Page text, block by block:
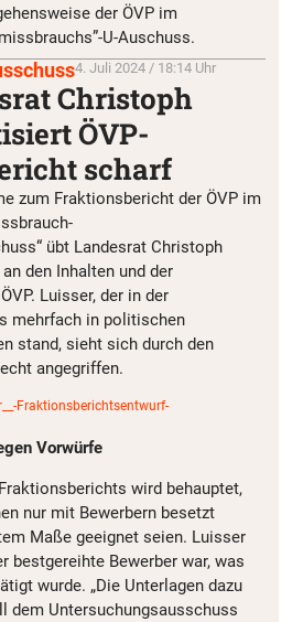
der ÖVP im
U-Auschuss.
4. Juli 2024 / 18:14 Uhr
Christoph
ÖVP-
scharf
zum Fraktionsbericht der ÖVP im
übt Landesrat Christoph
den Inhalten und der
Luisser, der in der
mehrfach in politischen
stand, sieht sich durch den
angegriffen.
Fraktionsberichtsentwurf-
Vorwürfe
wird behauptet,
nur mit Bewerbern besetzt
Maße geeignet seien. Luisser
bestgereihte Bewerber war, was
wurde. „Die Unterlagen dazu
dem Untersuchungsausschuss